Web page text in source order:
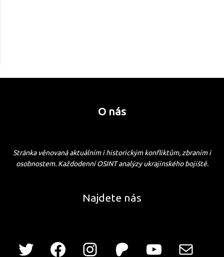
O nás
Stránka věnovaná aktuálním i historickým konfliktům, zbraním i
osobnostem. Každodenní OSINT analýzy ukrajinského bojiště.
Najdete nás